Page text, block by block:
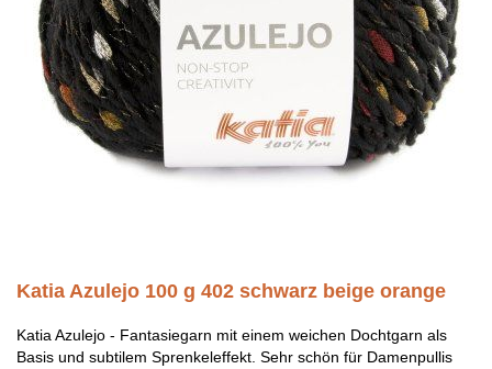
Katia Azulejo 100 g 402 schwarz beige orange
Katia Azulejo - Fantasiegarn mit einem weichen Dochtgarn als
Basis und subtilem Sprenkeleffekt. Sehr schön für Damenpullis